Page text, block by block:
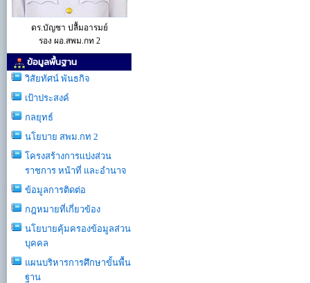
ดร.บัญชา ปลื้มอารมย์
รอง ผอ.สพม.กท 2
ข้อมูลพื้นฐาน
วิสัยทัศน์ พันธกิจ
เป้าประสงค์
กลยุทธ์
นโยบาย สพม.กท 2
โครงสร้างการเเบ่งส่วน
ราชการ หน้าที่ และอำนาจ
ข้อมูลการติดต่อ
กฎหมายที่เกี่ยวข้อง
นโยบายคุ้มครองข้อมูลส่วน
บุคคล
แผนบริหารการศึกษาขั้นพื้น
ฐาน